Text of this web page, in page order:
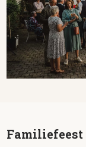
Familiefeest